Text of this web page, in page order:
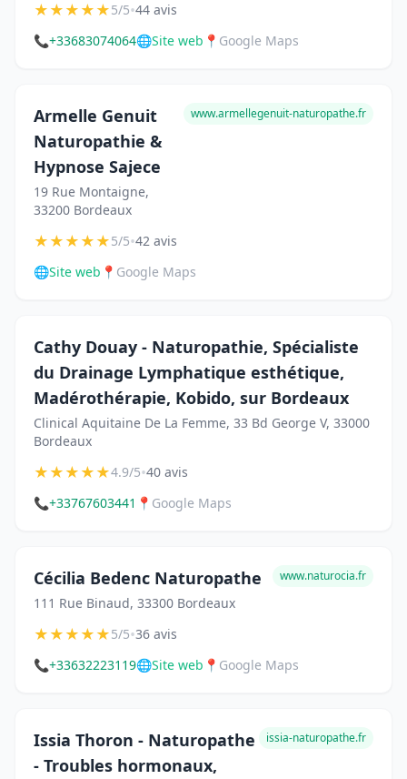
★★★★★5/5•44 avis
📞+33683074064🌐Site web 📍 Google Maps
Armelle Genuit
Naturopathie &
Hypnose Sajece
19 Rue Montaigne,
33200 Bordeaux
www.armellegenuit-naturopathe.fr
★★★★★5/5•42 avis
🌐Site web 📍 Google Maps
Cathy Douay - Naturopathie, Spécialiste
du Drainage Lymphatique esthétique,
Madérothérapie, Kobido, sur Bordeaux
Clinical Aquitaine De La Femme, 33 Bd George V, 33000
Bordeaux
★★★★★4.9/5•40 avis
📞+33767603441 📍 Google Maps
Cécilia Bedenc Naturopathe
111 Rue Binaud, 33300 Bordeaux
www.naturocia.fr
★★★★★5/5•36 avis
📞+33632223119🌐Site web 📍 Google Maps
Issia Thoron - Naturopathe
- Troubles hormonaux,
issia-naturopathe.fr